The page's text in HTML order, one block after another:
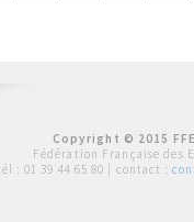
Copyright © 2015
Fédération Française des
: 01 39 44 65 80 | contact :